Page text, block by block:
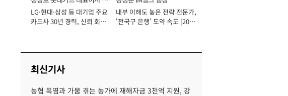
장
LG·현대·삼성 등 대기업 주요
카드사 30년 경력, 신뢰 회복
내부 이해도 높은 전략 전문가,
'전국구 은행' 도약 속도 [2026
최신기사
농협 폭염과 가뭄 겪는 농가에 재해자금 3천억 지원, 강